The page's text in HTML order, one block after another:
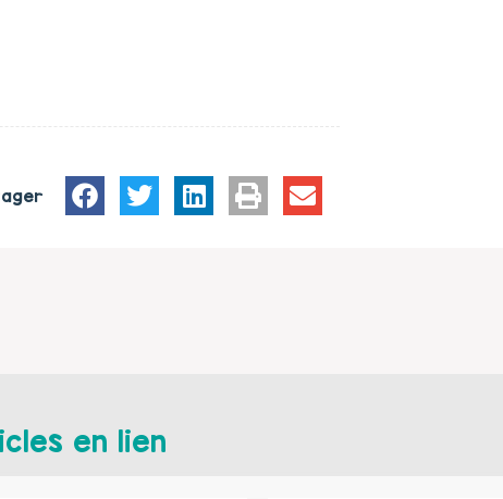
en lien